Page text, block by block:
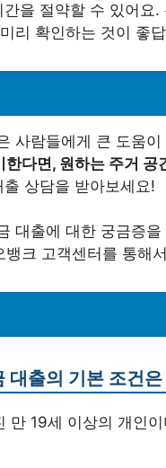
을 절약할 수 있어요
리 확인하는 것이 좋
사람들에게 큰 도움
다면, 원하는 주거
상담을 받아보세요!
대출에 대한 궁금증
크 고객센터를 통해
대출의 기본 조건
만 19세 이상의 개인